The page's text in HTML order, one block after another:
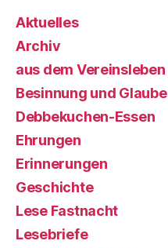
Aktuelles
Archiv
aus dem Vereinsleben
Besinnung und Glaube
Debbekuchen-Essen
Ehrungen
Erinnerungen
Geschichte
Lese Fastnacht
Lesebriefe